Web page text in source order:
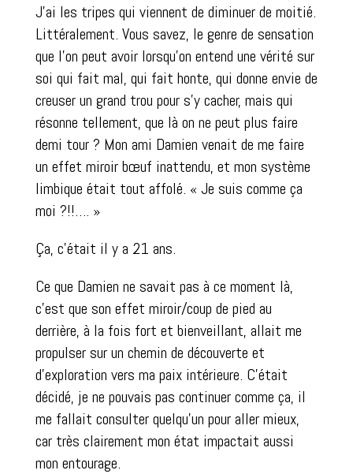
J’ai les tripes qui viennent de diminuer de moitié.
Littéralement. Vous savez, le genre de sensation
que l’on peut avoir lorsqu’on entend une vérité sur
soi qui fait mal, qui fait honte, qui donne envie de
creuser un grand trou pour s’y cacher, mais qui
résonne tellement, que là on ne peut plus faire
demi tour ? Mon ami Damien venait de me faire
un effet miroir bœuf inattendu, et mon système
limbique était tout affolé. « Je suis comme ça
moi ?!!…. »
Ça, c’était il y a 21 ans.
Ce que Damien ne savait pas à ce moment là,
c’est que son effet miroir/coup de pied au
derrière, à la fois fort et bienveillant, allait me
propulser sur un chemin de découverte et
d’exploration vers ma paix intérieure. C’était
décidé, je ne pouvais pas continuer comme ça, il
me fallait consulter quelqu’un pour aller mieux,
car très clairement mon état impactait aussi
mon entourage.